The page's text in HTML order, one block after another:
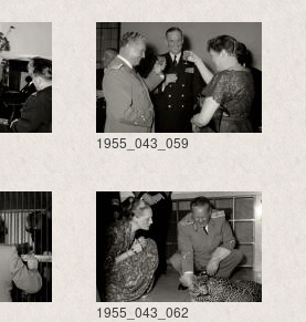
1955_043_059
1955_043_062